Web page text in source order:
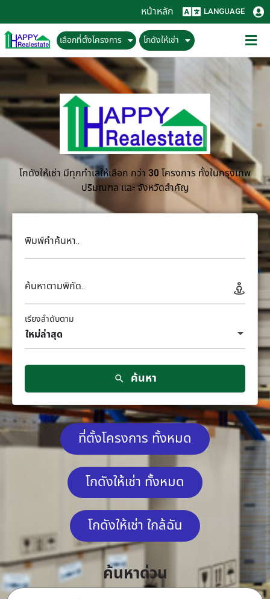
หน้าหลัก LANGUAGE
เลือกที่ตั้งโครงการ โกดังให้เช่า
โกดังให้เช่า มีทุกทำเลให้เลือก กว่า 30 โครงการ ทั้งในกรุงเทพ
ปริมณฑล และ จังหวัดสำคัญ
พิมพ์คำค้นหา..
ค้นหาตามพิกัด..
ใหม่ล่าสุด
เรียงลำดับตาม
ค้นหา
ที่ตั้งโครงการ ทั้งหมด
โกดังให้เช่า ทั้งหมด
โกดังให้เช่า ใกล้ฉัน
ค้นหาด่วน